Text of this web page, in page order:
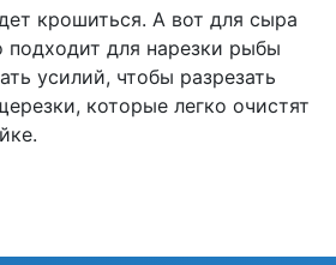
крошиться. А вот для сыра
подходит для нарезки рыбы
усилий, чтобы разрезать
которые легко очистят